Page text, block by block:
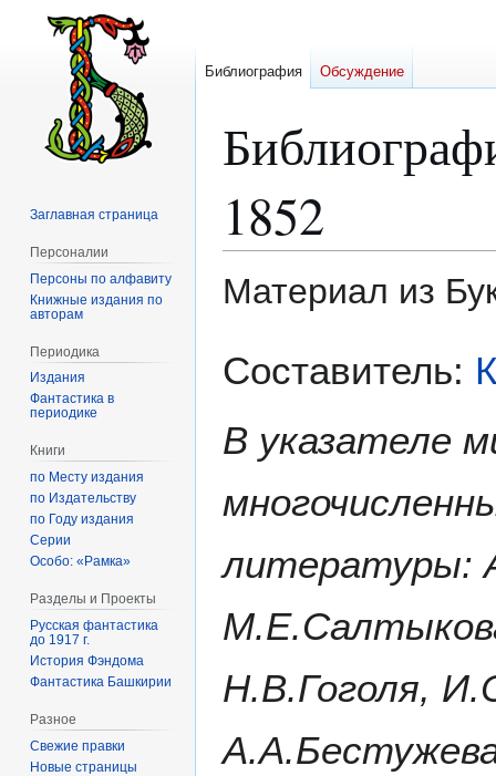
1852
Материал из
ккСоставитель:
В указателе
литературы:
Н.В.Гоголя,
Библиография Обсуждение
Заглавная страница
Персоналии
Персоны по алфавиту
Книжные издания по
авторам
Периодика
Издания
Фантастика в
периодике
Книги
по Месту издания
по Издательству
по Году издания
Серии
Особо: «Рамка»
Разделы и Проекты
Русская фантастика
до 1917 г.
История Фэндома
Фантастика Башкирии
Разное
Свежие правки
Новые страницы